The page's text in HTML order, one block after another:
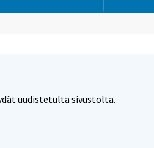
uudistetulta sivustolta.